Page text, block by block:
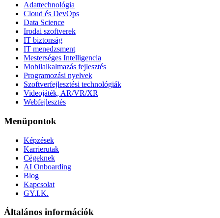
Adattechnológia
Cloud és DevOps
Data Science
Irodai szoftverek
IT biztonság
IT menedzsment
Mesterséges Intelligencia
Mobilalkalmazás fejlesztés
Programozási nyelvek
Szoftverfejlesztési technológiák
Videojáték, AR/VR/XR
Webfejlesztés
Menüpontok
Képzések
Karrierutak
Cégeknek
AI Onboarding
Blog
Kapcsolat
GY.I.K.
Általános információk